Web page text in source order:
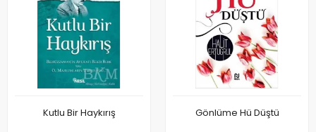
Kutlu Bir Haykırış Gönlüme Hü Düştü